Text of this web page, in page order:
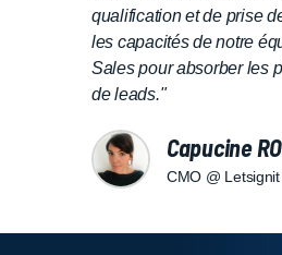
qualification et de prise
les capacités de notre
Sales pour absorber les
de leads."
Capucine
CMO @ Letsignit